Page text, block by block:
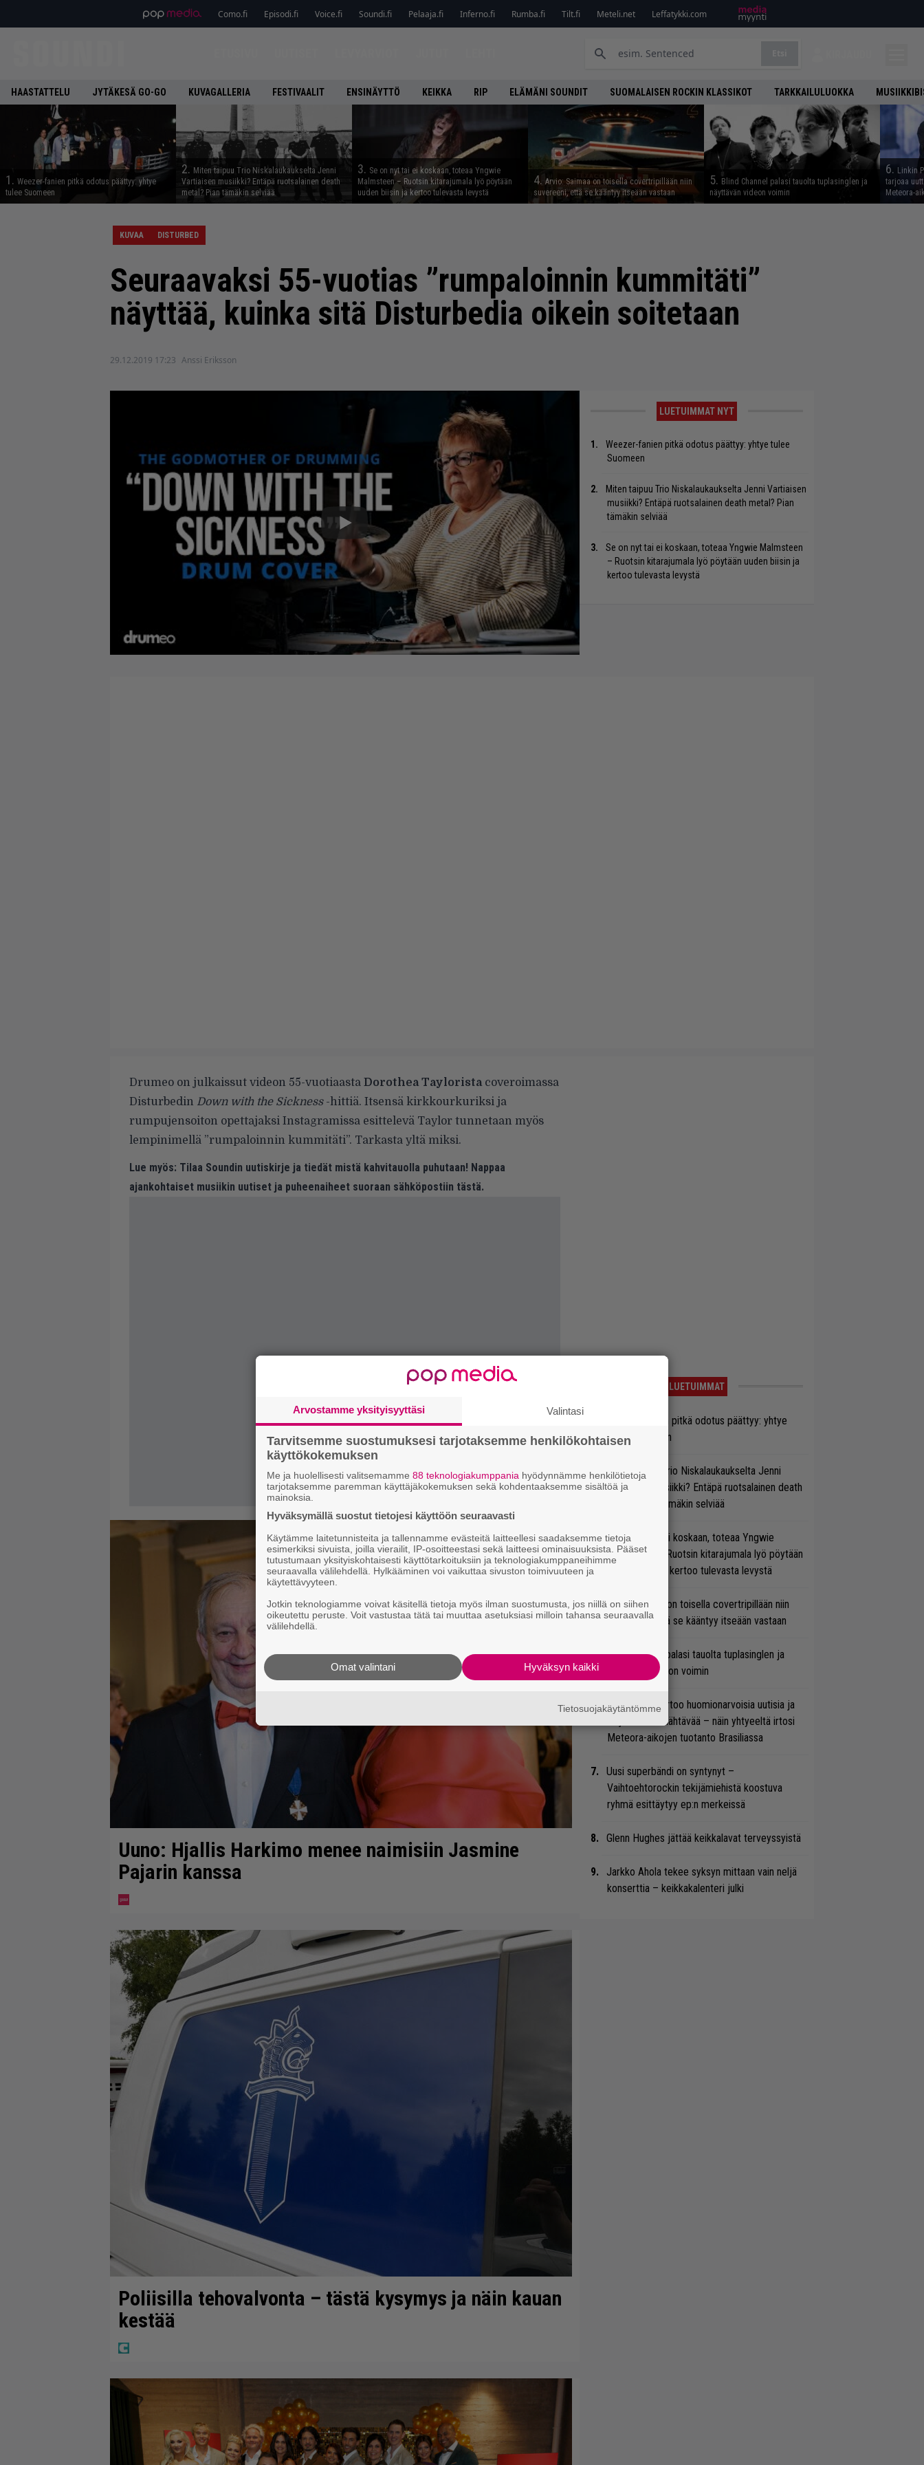
Como.fi Episodi.fi Voice.fi Soundi.fi Pelaaja.fi Inferno.fi Rumba.fi Tilt.fi Meteli.net Leffatykki.com
HAASTATTELU JYTÄKESÄ GO-GO KUVAGALLERIA FESTIVAALIT ENSINÄYTTÖ KEIKKA RIP ELÄMÄNI SOUNDIT SUOMALAISEN ROCKIN KLASSIKOT TARKKAILULUOKKA
1. Weezer-fanien pitkä odotus päättyy: yhtye
tulee Suomeen
2. Miten taipuu Trio Niskalaukaukselta Jenni
Vartiaisen musiikki? Entäpä ruotsalainen death
metal? Pian tämäkin selviää
3. Se on nyt tai ei koskaan, toteaa Yngwie
Malmsteen – Ruotsin kitarajumala lyö pöytään
uuden biisin ja kertoo tulevasta levystä
4. Arvio: Saimaa on toisella covertripillään niin
suvereeni, että se kääntyy itseään vastaan
5. Blind Channel palasi tauolta tuplasinglen ja
näyttävän videon voimin
6. Linkin
tarjoaa
Meteora-
KUVAA DISTURBED
Seuraavaksi 55-vuotias ”rumpaloinnin kummitäti”
näyttää, kuinka sitä Disturbedia oikein soitetaan
29.12.2019 17:23 Anssi Eriksson
LUETUIMMAT NYT
Weezer-fanien pitkä odotus päättyy: yhtye tulee
Suomeen
Miten taipuu Trio Niskalaukaukselta Jenni Vartiaisen
musiikki? Entäpä ruotsalainen death metal? Pian
tämäkin selviää
Se on nyt tai ei koskaan, toteaa Yngwie Malmsteen
– Ruotsin kitarajumala lyö pöytään uuden biisin ja
kertoo tulevasta levystä
Drumeo on julkaissut videon 55-vuotiaasta Dorothea Tayloristacoveroimassa
Disturbedin Down with the Sickness-hittiä. Itsensä kirkkourkuriksi ja
rumpujensoiton opettajaksi Instagramissa esittelevä Taylor tunnetaan myös
lempinimellä ”rumpaloinnin kummitäti”. Tarkasta yltä miksi.
Lue myös: Tilaa Soundin uutiskirje ja tiedät mistä kahvitauolla puhutaan! Nappaa
ajankohtaiset musiikin uutiset ja puheenaiheet suoraan sähköpostiin tästä.
Uuno: Hjallis Harkimo menee naimisiin Jasmine
Pajarin kanssa
Poliisilla tehovalvonta – tästä kysymys ja näin kauan
kestää
LUETUIMMAT
Weezer-fanien pitkä odotus päättyy: yhtye
tulee Suomeen
Miten taipuu Trio Niskalaukaukselta Jenni
Vartiaisen musiikki? Entäpä ruotsalainen death
metal? Pian tämäkin selviää
Se on nyt tai ei koskaan, toteaa Yngwie
Malmsteen – Ruotsin kitarajumala lyö pöytään
uuden biisin ja kertoo tulevasta levystä
Arvio: Saimaa on toisella covertripillään niin
suvereeni, että se kääntyy itseään vastaan
Blind Channel palasi tauolta tuplasinglen ja
näyttävän videon voimin
Linkin Park kertoo huomionarvoisia uutisia ja
tarjoaa uutta nähtävää – näin yhtyeeltä irtosi
Meteora-aikojen tuotanto Brasiliassa
Uusi superbändi on syntynyt –
Vaihtoehtorockin tekijämiehistä koostuva
ryhmä esittäytyy ep:n merkeissä
Glenn Hughes jättää keikkalavat terveyssyistä
Jarkko Ahola tekee syksyn mittaan vain neljä
konserttia – keikkakalenteri julki
Arvostamme yksityisyyttäsi Valintasi
Tarvitsemme suostumuksesi tarjotaksemme henkilökohtaisen
käyttökokemuksen
Me ja huolellisesti valitsemamme 88 teknologiakumppania hyödynnämme henkilötietoja
tarjotaksemme paremman käyttäjäkokemuksen sekä kohdentaaksemme sisältöä ja
mainoksia.
Hyväksymällä suostut tietojesi käyttöön seuraavasti
Käytämme laitetunnisteita ja tallennamme evästeitä laitteellesi saadaksemme tietoja
esimerkiksi sivuista, joilla vierailit, IP-osoitteestasi sekä laitteesi ominaisuuksista. Pääset
tutustumaan yksityiskohtaisesti käyttötarkoituksiin ja teknologiakumppaneihimme
seuraavalla välilehdellä. Hylkääminen voi vaikuttaa sivuston toimivuuteen ja
käytettävyyteen.
Jotkin teknologiamme voivat käsitellä tietoja myös ilman suostumusta, jos niillä on siihen
oikeutettu peruste. Voit vastustaa tätä tai muuttaa asetuksiasi milloin tahansa seuraavalla
välilehdellä.
Hyväksyn kaikki
Omat valintani
Tietosuojakäytäntömme